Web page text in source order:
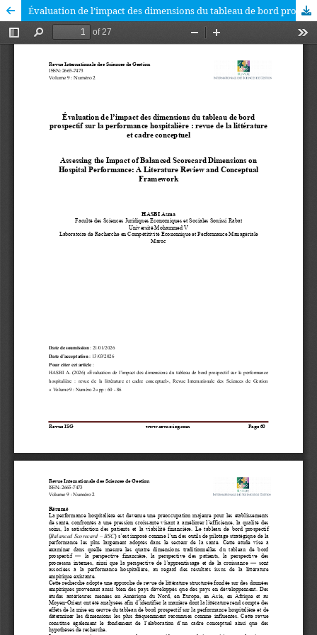
Évaluation de l’impact des dimensions du tableau de bord prospectif sur la performance hospitalière : revue de la littérature et cadre conceptuel